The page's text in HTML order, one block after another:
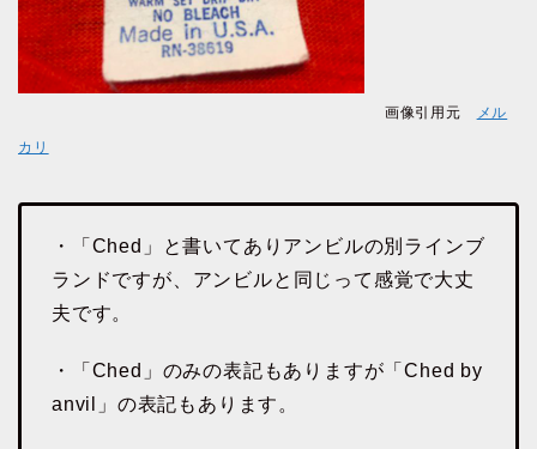
画像引用元 メル
カリ
・「Ched」と書いてありアンビルの別ラインブ
ランドですが、アンビルと同じって感覚で大丈
夫です。
・「Ched」のみの表記もありますが「Ched by
anvil」の表記もあります。